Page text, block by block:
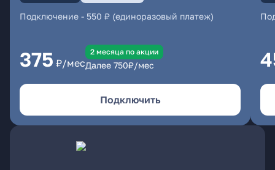
Подключение - 550 ₽ (единоразовый платеж)
375 ₽/мес
2 месяцa по акции
Далее 750₽/мес
Подключить